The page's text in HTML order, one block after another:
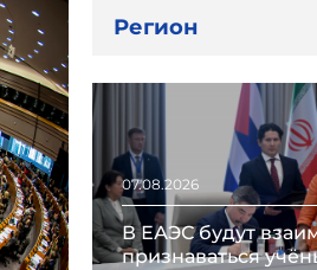
Регион
07.08.2026
В ЕАЭС будут
признаваться